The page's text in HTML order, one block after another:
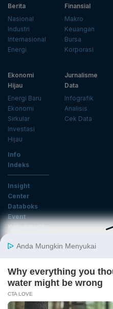
Berita
Nasional
Industri
Internasional
Energi
Finansial
Makro
Keuangan
Bursa
Korporasi
Ekonomi
Hijau
Energi Baru
Ekonomi
Sirkular
Investasi
Hijau
Jurnalisme
Data
Infografik
Analisis
Cek Data
Info
Indeks
Insight
Center
Databoks
Event
KatadataOto
Email